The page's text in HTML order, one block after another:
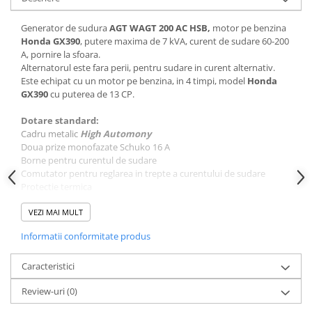
Plase si folii pentru gradinarit
Alte unelte de gradinarit
Echipamente de protectie pentru
gradina
Casti de protectie
Manusi de lucru
Ochelari de protectie
Electrice si Iluminat
Sisteme fotovoltaice
Prize & Prelungitoare
Masini de sapat santuri (Trenchere)
Foreze pentru subtraversari
Accesorii pentru santier
Tubulatura evacuare deseuri
Parapeti rutieri
Arzatoare izolatii cu gaz
Generator de suduraAGT WAGT 200 AC HSB, motor pe benzina
Honda GX390, putere maxima de 7 kVA, curent de sudare 60-200
A, pornire la sfoara.
Alternatorul este fara perii, pentru sudare in curent alternativ.
Este echipat cu un motor pe benzina, in 4 timpi, model Honda
GX390cu puterea de 13 CP.
Dotare standard:
Cadru metalic High Automony
Doua prize monofazate Schuko 16 A
Borne pentru curentul de sudare
Comutator pentru reglarea in trepte a curentului de sudare
Protectie lipsa ulei
Contor ore functionare
Accesorii optionale:
Kit roti si manere pentru transport
Cabluri de sudura
Date tehnice:
VEZI MAI MULT
Informatii conformitate produs
Caracteristici
Review-uri(0)